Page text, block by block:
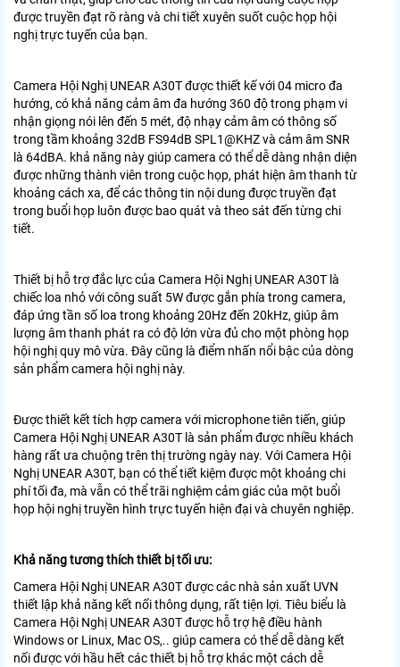
được truyền đạt rõ ràng và chi tiết xuyên suốt cuộc họp hội
nghị trực tuyến của bạn.
Camera Hội Nghị UNEAR A30T được thiết kế với 04 micro đa
hướng, có khả năng cảm âm đa hướng 360 độ trong phạm vi
nhận giọng nói lên đến 5 mét, độ nhạy cảm âm có thông số
trong tầm khoảng 32dB FS94dB SPL1@KHZ và cảm âm SNR
là 64dBA. khả năng này giúp camera có thể dễ dàng nhận diện
được những thành viên trong cuộc họp, phát hiện âm thanh từ
khoảng cách xa, để các thông tin nội dung được truyền đạt
trong buổi họp luôn được bao quát và theo sát đến từng chi
tiết.
Thiết bị hỗ trợ đắc lực của Camera Hội Nghị UNEAR A30T là
chiếc loa nhỏ với công suất 5W được gắn phía trong camera,
đáp ứng tần số loa trong khoảng 20Hz đến 20kHz, giúp âm
lượng âm thanh phát ra có độ lớn vừa đủ cho một phòng họp
hội nghị quy mô vừa. Đây cũng là điểm nhấn nổi bậc của dòng
sản phẩm camera hội nghị này.
Được thiết kết tích hợp camera với microphone tiên tiến, giúp
Camera Hội Nghị UNEAR A30T là sản phẩm được nhiều khách
hàng rất ưa chuộng trên thị trường ngày nay. Với Camera Hội
Nghị UNEAR A30T, bạn có thể tiết kiệm được một khoảng chi
phí tối đa, mà vẫn có thể trãi nghiệm cảm giác của một buổi
họp hội nghị truyền hình trực tuyến hiện đại và chuyên nghiệp.
Khả năng tương thích thiết bị tối ưu:
Camera Hội Nghị UNEAR A30T được các nhà sản xuất UVN
thiết lập khả năng kết nối thông dụng, rất tiện lợi. Tiêu biểu là
Camera Hội Nghị UNEAR A30T được hỗ trợ hệ điều hành
Windows or Linux, Mac OS,.. giúp camera có thể dễ dàng kết
nối được với hầu hết các thiết bị hỗ trợ khác một cách dễ